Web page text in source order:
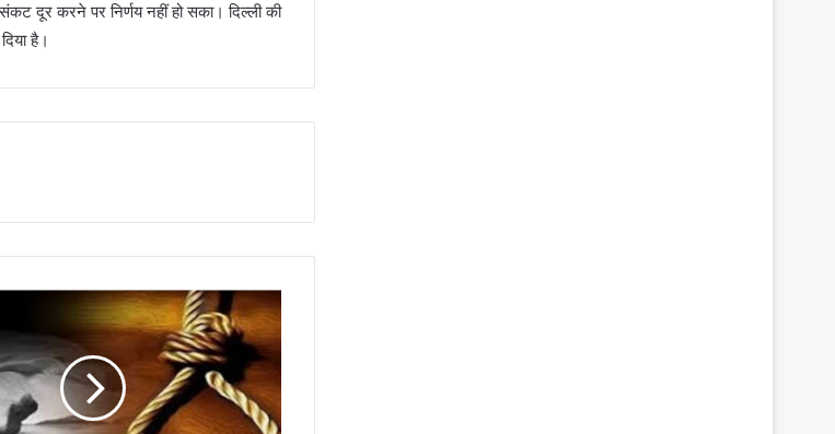
दूर करने पर निर्णय नहीं हो सका। दिल्ली की
है।